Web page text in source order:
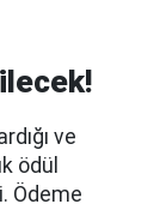
ve
ödül
Ödeme